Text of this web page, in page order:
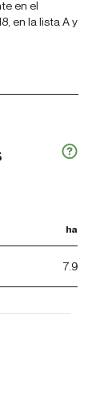
en el
en la lista A y
ha
7.9